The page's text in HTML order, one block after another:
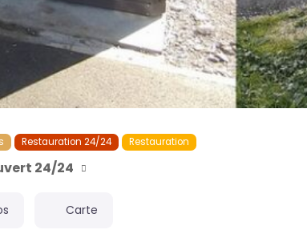
Restauration 24/24 Restauration
24/24
Carte